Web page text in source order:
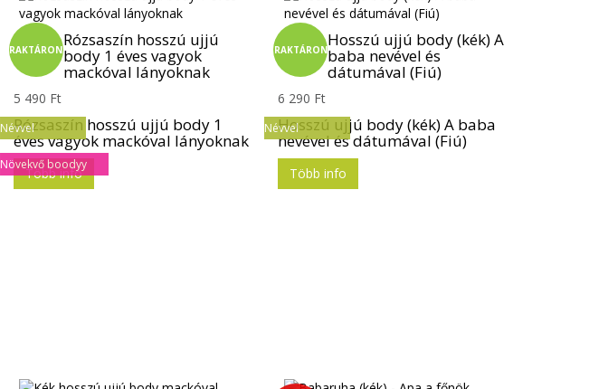
Névvel
Növekvő boodyy
RAKTÁRONRózsaszín hosszú ujjú
body 1 éves vagyok
mackóval lányoknak
5 490 Ft
Rózsaszín hosszú ujjú body 1
éves vagyok mackóval lányoknak
Több info
Névvel
RAKTÁRONHosszú ujjú body (kék) A
baba nevével és
dátumával (Fiú)
6 290 Ft
Hosszú ujjú body (kék) A baba
nevével és dátumával (Fiú)
Több info